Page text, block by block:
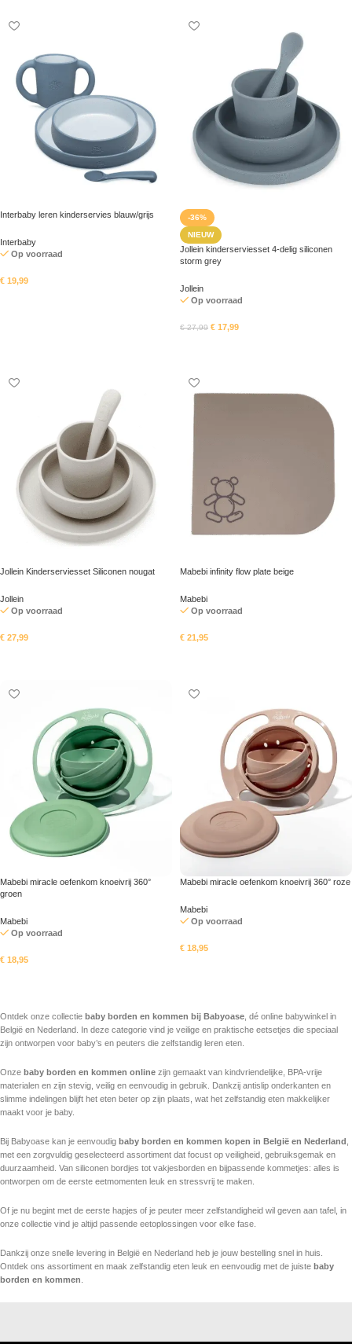
Interbaby leren kinderservies blauw/grijs
Interbaby
Op voorraad
€ 19,99
-36%
NIEUW
Jollein kinderserviesset 4-delig siliconen
storm grey
Jollein
Op voorraad
€27,99 € 17,99
Jollein Kinderserviesset Siliconen nougat
Jollein
Op voorraad
€ 27,99
Mabebi infinity flow plate beige
Mabebi
Op voorraad
€ 21,95
Mabebi miracle oefenkom knoeivrij 360°
groen
Mabebi
Op voorraad
€ 18,95
Mabebi miracle oefenkom knoeivrij 360° roze
Mabebi
Op voorraad
€ 18,95
Ontdek onze collectie baby borden en kommen bij Babyoase , dé online babywinkel in
België en Nederland. In deze categorie vind je veilige en praktische eetsetjes die speciaal
zijn ontworpen voor baby’s en peuters die zelfstandig leren eten.
Onze baby borden en kommen online zijn gemaakt van kindvriendelijke, BPA-vrije
materialen en zijn stevig, veilig en eenvoudig in gebruik. Dankzij antislip onderkanten en
slimme indelingen blijft het eten beter op zijn plaats, wat het zelfstandig eten makkelijker
maakt voor je baby.
Bij Babyoase kan je eenvoudig baby borden en kommen kopen in België en Nederland
met een zorgvuldig geselecteerd assortiment dat focust op veiligheid, gebruiksgemak en
duurzaamheid. Van siliconen bordjes tot vakjesborden en bijpassende kommetjes: alles is
ontworpen om de eerste eetmomenten leuk en stressvrij te maken.
Of je nu begint met de eerste hapjes of je peuter meer zelfstandigheid wil geven aan tafel, in
onze collectie vind je altijd passende eetoplossingen voor elke fase.
Dankzij onze snelle levering in België en Nederland heb je jouw bestelling snel in huis.
Ontdek ons assortiment en maak zelfstandig eten leuk en eenvoudig met de juiste baby
borden en kommen